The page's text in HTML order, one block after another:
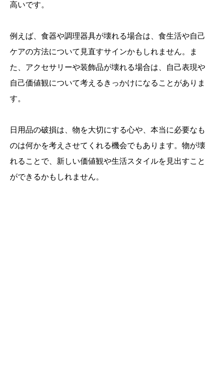
高いです。
例えば、食器や調理器具が壊れる場合は、食生活や自己
ケアの方法について見直すサインかもしれません。ま
た、アクセサリーや装飾品が壊れる場合は、自己表現や
自己価値観について考えるきっかけになることがありま
す。
日用品の破損は、物を大切にする心や、本当に必要なも
のは何かを考えさせてくれる機会でもあります。物が壊
れることで、新しい価値観や生活スタイルを見出すこと
ができるかもしれません。